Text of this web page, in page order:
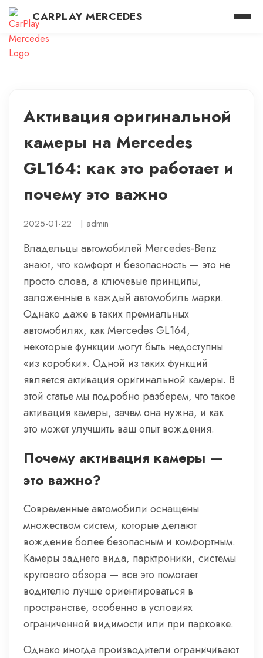
CARPLAY MERCEDES
Активация оригинальной
камеры на Mercedes
GL164: как это работает и
почему это важно
2025-01-22 | admin
Владельцы автомобилей Mercedes-Benz
знают, что комфорт и безопасность — это не
просто слова, а ключевые принципы,
заложенные в каждый автомобиль марки.
Однако даже в таких премиальных
автомобилях, как Mercedes GL164,
некоторые функции могут быть недоступны
«из коробки». Одной из таких функций
является активация оригинальной камеры. В
этой статье мы подробно разберем, что такое
активация камеры, зачем она нужна, и как
это может улучшить ваш опыт вождения.
Почему активация камеры —
это важно?
Современные автомобили оснащены
множеством систем, которые делают
вождение более безопасным и комфортным.
Камеры заднего вида, парктроники, системы
кругового обзора — все это помогает
водителю лучше ориентироваться в
пространстве, особенно в условиях
ограниченной видимости или при парковке.
Однако иногда производители ограничивают